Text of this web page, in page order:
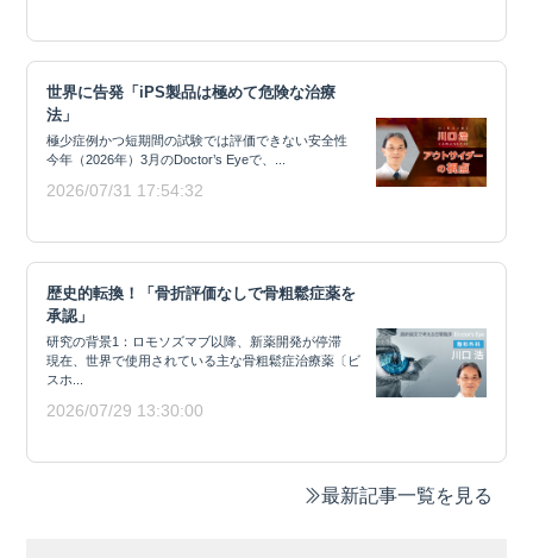
世界に告発「iPS製品は極めて危険な治療
法」
極少症例かつ短期間の試験では評価できない安全性
今年（2026年）3月のDoctor’s Eyeで、...
2026/07/31 17:54:32
歴史的転換！「骨折評価なしで骨粗鬆症薬を
承認」
研究の背景1：ロモソズマブ以降、新薬開発が停滞
現在、世界で使用されている主な骨粗鬆症治療薬〔ビ
スホ...
2026/07/29 13:30:00
最新記事一覧を見る